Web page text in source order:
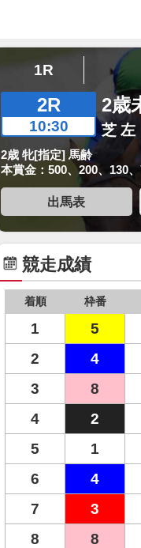
1R
2R
10:30
2歳
芝 左
2歳 牝[指定] 馬齢
本賞金：500、200、130
出馬表
競走成績
着順 枠番
1 5
2
4
3
8
4
2
5
1
6
4
7
3
8
8